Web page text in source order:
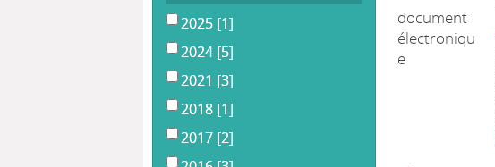
document
électroniqu
e
2025 [1]
2024 [5]
2021 [3]
2018 [1]
2017 [2]